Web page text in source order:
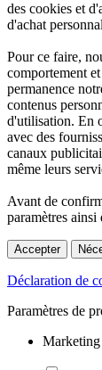
des cookies et
d'achat
Pour ce faire,
comportement
permanence
contenus
d'utilisation. En
avec des
canaux
même leurs
Avant de
paramètres ainsi
Accepter
Déclaration de
Paramètres de